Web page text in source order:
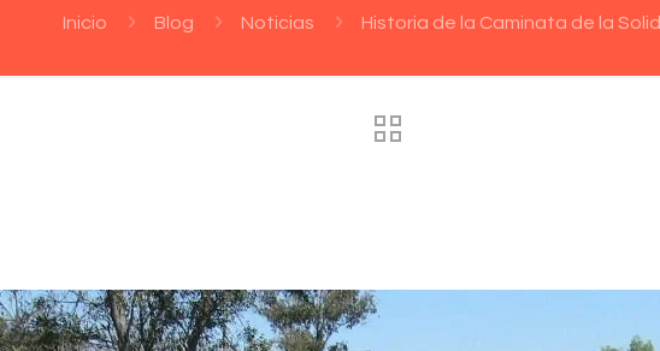
Inicio Blog Noticias Historia de la Caminata de la